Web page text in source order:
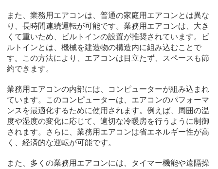
また、業務用エアコンは、普通の家庭用エアコンとは異な
り、長時間連続運転が可能です。業務用エアコンは、大き
くて重いため、ビルトインの設置が推奨されています。ビ
ルトインとは、機械を建造物の構造内に組み込むことで
す。この方法により、エアコンは目立たず、スペースも節
約できます。
業務用エアコンの内部には、コンピューターが組み込まれ
ています。このコンピューターは、エアコンのパフォーマ
ンスを最適化するために使用されます。例えば、周囲の温
度や湿度の変化に応じて、適切な冷暖房を行うように制御
されます。さらに、業務用エアコンは省エネルギー性が高
く、経済的な運転が可能です。
また、多くの業務用エアコンには、タイマー機能や遠隔操